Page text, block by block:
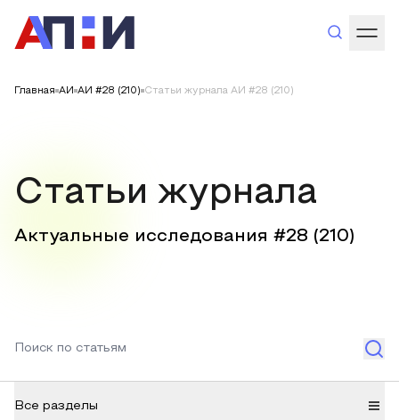
Главная АИ АИ #28 (210) Статьи журнала АИ #28 (210)
Статьи журнала
Актуальные исследования #28 (210)
Все разделы